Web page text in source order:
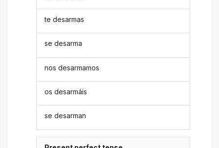
te desarmas
se desarma
nos desarmamos
os desarmáis
se desarman